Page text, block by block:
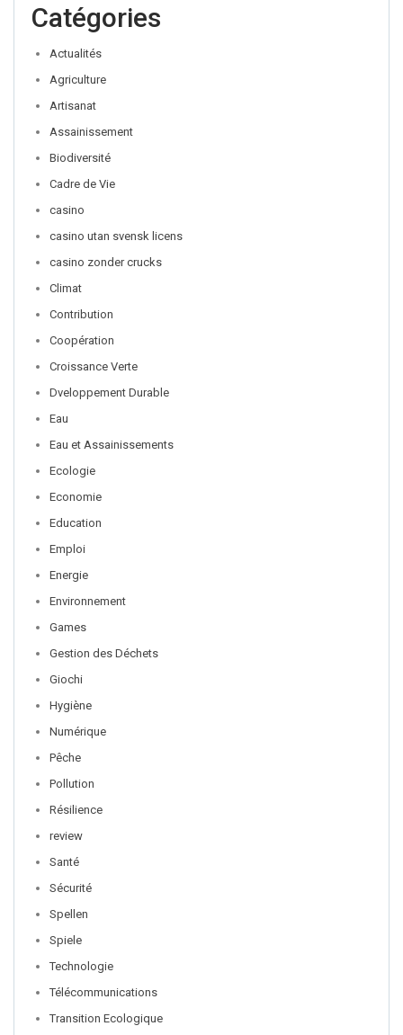
Catégories
Actualités
Agriculture
Artisanat
Assainissement
Biodiversité
Cadre de Vie
casino
casino utan svensk licens
casino zonder crucks
Climat
Contribution
Coopération
Croissance Verte
Dveloppement Durable
Eau
Eau et Assainissements
Ecologie
Economie
Education
Emploi
Energie
Environnement
Games
Gestion des Déchets
Giochi
Hygiène
Numérique
Pêche
Pollution
Résilience
review
Santé
Sécurité
Spellen
Spiele
Technologie
Télécommunications
Transition Ecologique